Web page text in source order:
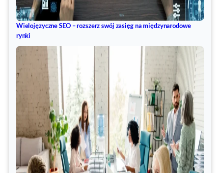
Wielojęzyczne SEO – rozszerz swój zasięg na międzynarodowe
rynki